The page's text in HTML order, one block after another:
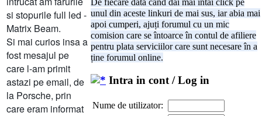
si stopurile full led -
Matrix Beam.
Si mai curios insa a
fost mesajul pe
care l-am primit
astazi pe email, de
la Porsche, prin
care eram informat
De fiecare dată când dai mai întâi click pe
unul din aceste linkuri de mai sus, iar abia mai
apoi cumperi, ajuți forumul cu un mic
comision care se întoarce în contul de afiliere
pentru plata serviciilor care sunt necesare în a
ține forumul online.
Intra in cont / Log in
Nume de utilizator: